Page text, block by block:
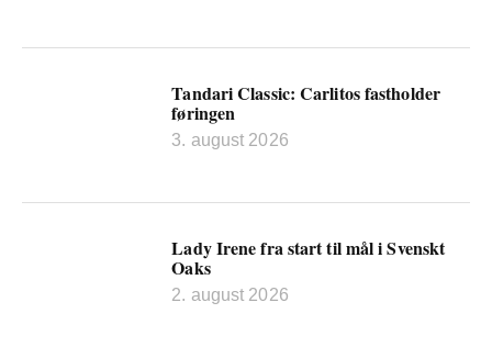
Tandari Classic: Carlitos fastholder
føringen
3. august 2026
Lady Irene fra start til mål i Svenskt
Oaks
2. august 2026